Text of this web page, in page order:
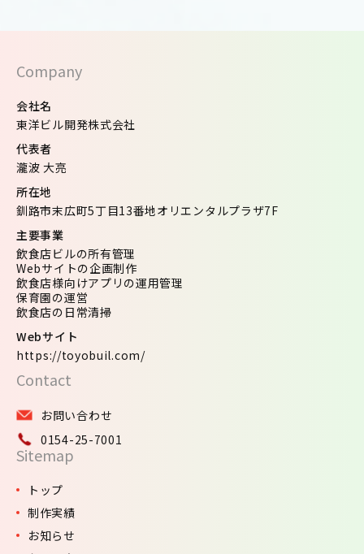
Company
会社名
東洋ビル開発株式会社
代表者
瀧波 大亮
所在地
釧路市末広町5丁目13番地オリエンタルプラザ7F
主要事業
飲食店ビルの所有管理
Webサイトの企画制作
飲食店様向けアプリの運用管理
保育園の運営
飲食店の日常清掃
Webサイト
https://toyobuil.com/
Contact
お問い合わせ
0154-25-7001
Sitemap
トップ
制作実績
お知らせ